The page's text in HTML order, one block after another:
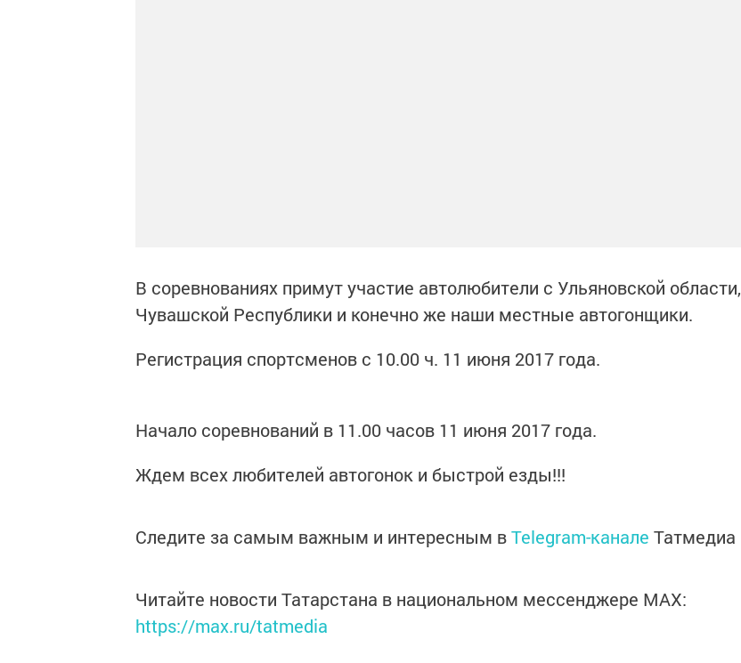
В соревнованиях примут участие автолюбители с Ульяновской области,
Чувашской Республики и конечно же наши местные автогонщики.
Регистрация спортсменов с 10.00 ч. 11 июня 2017 года.
Начало соревнований в 11.00 часов 11 июня 2017 года.
Ждем всех любителей автогонок и быстрой езды!!!
Следите за самым важным и интересным вTelegram-канале Татмедиа
Читайте новости Татарстана в национальном мессенджере MАХ:
https://max.ru/tatmedia